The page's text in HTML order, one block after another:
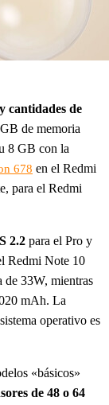
cantidades de
de memoria
8 GB con la
678 en el Redmi
para el Redmi
2.2 para el Pro y
Redmi Note 10
de 33W, mientras
mAh. La
operativo es
«básicos»
de 48 o 64